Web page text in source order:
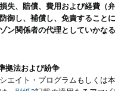
失、賠償、費用および経費（
御し、補償し、免責すること
ン関係者の代理としていかな
拠法および紛争
エイト・プログラムもしくは